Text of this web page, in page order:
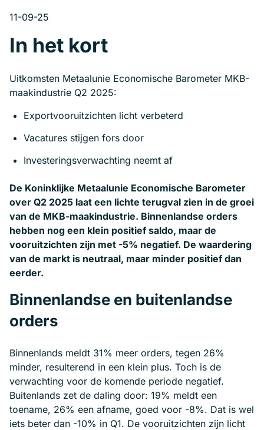
11-09-25
In het kort
Uitkomsten Metaalunie Economische Barometer MKB-
maakindustrie Q2 2025:
Exportvooruitzichten licht verbeterd
Vacatures stijgen fors door
Investeringsverwachting neemt af
De Koninklijke Metaalunie Economische Barometer
over Q2 2025 laat een lichte terugval zien in de groei
van de MKB-maakindustrie. Binnenlandse orders
hebben nog een klein positief saldo, maar de
vooruitzichten zijn met -5% negatief. De waardering
van de markt is neutraal, maar minder positief dan
eerder.
Binnenlandse en buitenlandse
orders
Binnenlands meldt 31% meer orders, tegen 26%
minder, resulterend in een klein plus. Toch is de
verwachting voor de komende periode negatief.
Buitenlands zet de daling door: 19% meldt een
toename, 26% een afname, goed voor -8%. Dat is wel
iets beter dan -10% in Q1. De vooruitzichten zijn licht